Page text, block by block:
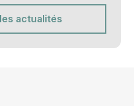
actualités